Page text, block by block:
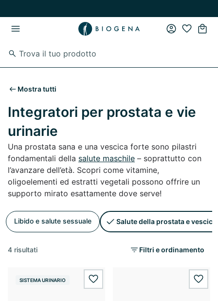
Mostra tutti
Integratori per prostata e vie
urinarie
Una prostata sana e una vescica forte sono pilastri
fondamentali della salute maschile – soprattutto con
l’avanzare dell’età. Scopri come vitamine,
oligoelementi ed estratti vegetali possono offrire un
supporto mirato esattamente dove serve!
Libido e salute sessuale Salute della prostata e vescica
4 risultati Filtri e ordinamento
SISTEMA URINARIO wishlist.add